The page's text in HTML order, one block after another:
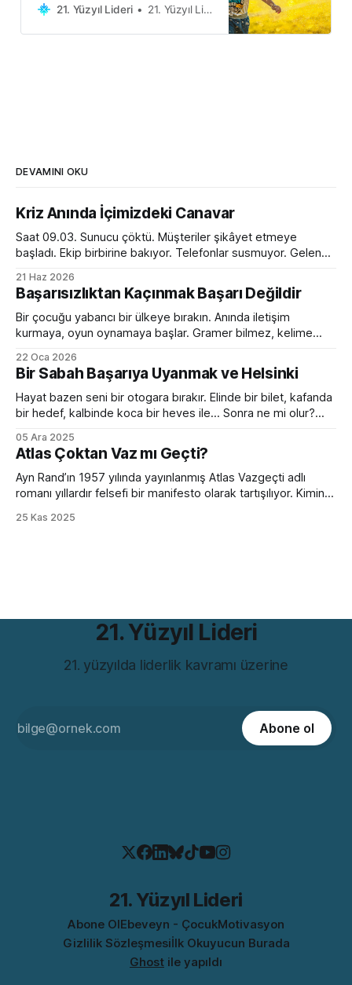
olduğunu ve neden önemli
21. Yüzyıl Lideri 21. Yüzyıl Lideri
DEVAMINI OKU
Kriz Anında İçimizdeki Canavar
Saat 09.03. Sunucu çöktü. Müşteriler şikâyet etmeye
başladı. Ekip birbirine bakıyor. Telefonlar susmuyor. Gelen
toplantı odasında ilginç bir dönüşüm yaşanıyor. Normalde
sakin olan yönetici sesini yükseltiyor. Empatik ve sakin ekip
lideri bir anda diktatöre dönüşüyor. Her fikre açık olan
21 Haz 2026
Başarısızlıktan Kaçınmak Başarı Değildir
Bir çocuğu yabancı bir ülkeye bırakın. Anında iletişim
kurmaya, oyun oynamaya başlar. Gramer bilmez, kelime
kurar. Ama devam eder. Birkaç ay sonra da sanki hep
oradaymış gibi sohbet etmeye başlar. Peki bir yetişkini aynı
ortama bırakırsanız? Kelimeleri, kuralları, zaman çekimlerini
bilse de
22 Oca 2026
Bir Sabah Başarıya Uyanmak ve Helsinki
Hayat bazen seni bir otogara bırakır. Elinde bir bilet, kafanda
bir hedef, kalbinde koca bir heves ile... Sonra ne mi olur?
filmlerde olur. Hollywood sıkıcı hazırlık sürecini hızlıca
geçiverir. Kahramanımız birkaç mekik, 2 şınav, 3-4 mekik,
birazcık da ter sonrası
05 Ara 2025
Atlas Çoktan Vaz mı Geçti?
Ayn Rand’ın 1957 yılında yayınlanmış Atlas Vazgeçti adlı
romanı yıllardır felsefi bir manifesto olarak tartışılıyor. Kimine
Ama bütün bu tartışmaların ötesinde, romanın bugünün iş
25 Kas 2025
21. Yüzyıl Lideri
21. yüzyılda liderlik kavramı üzerine
Abone ol
21. Yüzyıl Lideri
Abone OlEbeveyn - ÇocukMotivasyon
Gizlilik Sözleşmesiİlk Okuyucun Burada
Ghost ile yapıldı